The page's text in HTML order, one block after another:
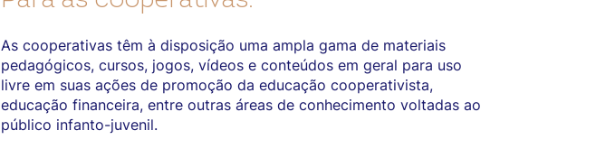
As cooperativas têm à disposição uma ampla gama de materiais
pedagógicos, cursos, jogos, vídeos e conteúdos em geral para uso
livre em suas ações de promoção da educação cooperativista,
educação financeira, entre outras áreas de conhecimento voltadas ao
público infanto-juvenil.